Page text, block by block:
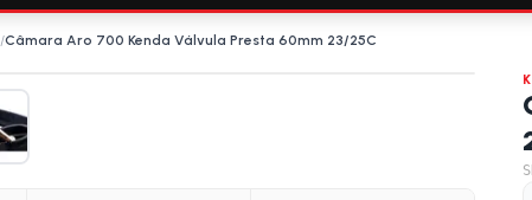
/Câmara Aro 700 Kenda Válvula Presta 60mm 23/25C